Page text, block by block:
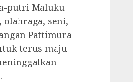
putri Maluku
seni,
Pattimura
terus maju